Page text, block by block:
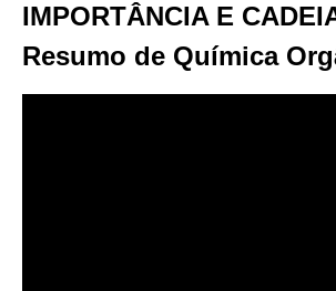
IMPORTÂNCIA E
Resumo de Química